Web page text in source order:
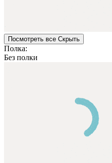
Посмотреть все Cкрыть
Полка:
Без полки